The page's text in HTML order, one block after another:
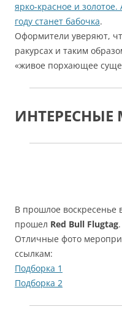
ярко-красное и
году станет бабочка.
Оформители уверяют,
ракурсах и таким
«живое порхающее
В прошлое воскресенье
прошел Red Bull Flugtag.
Отличные фото
ссылкам:
Подборка 1
Подборка 2